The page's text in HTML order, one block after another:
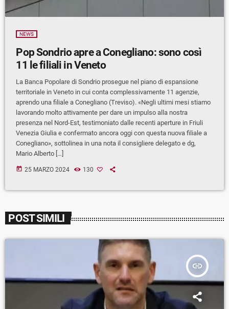
NEWS
Pop Sondrio apre a Conegliano: sono così
11 le filiali in Veneto
La Banca Popolare di Sondrio prosegue nel piano di espansione
territoriale in Veneto in cui conta complessivamente 11 agenzie,
aprendo una filiale a Conegliano (Treviso). «Negli ultimi mesi stiamo
lavorando molto attivamente per dare un impulso alla nostra
presenza nel Nord-Est, testimoniato dalle recenti aperture in Friuli
Venezia Giulia e confermato ancora oggi con questa nuova filiale a
Conegliano», sottolinea in una nota il consigliere delegato e dg,
Mario Alberto […]
today 25 MARZO 2024 130
POST SIMILI
insert_link